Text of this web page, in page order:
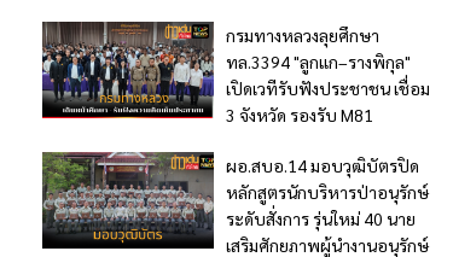
กรมทางหลวงลุยศึกษา
ทล.3394 "ลูกแก–รางพิกุล"
เปิดเวทีรับฟังประชาชน เชื่อม
3 จังหวัด รองรับ M81
ผอ.สบอ.14 มอบวุฒิบัตรปิด
หลักสูตรนักบริหารป่าอนุรักษ์
ระดับสั่งการ รุ่นใหม่ 40 นาย
เสริมศักยภาพผู้นำงานอนุรักษ์